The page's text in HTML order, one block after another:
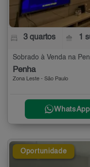
3 quartos 1
Sobrado à Venda na
Penha
Zona Leste - São Paulo
WhatsApp
Oportunidade